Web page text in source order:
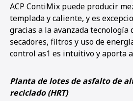
ACP ContiMix puede producir
templada y caliente, y es
gracias a la avanzada tecnología
secadores, filtros y uso de
control as1 es intuitivo y aporta
Planta de lotes de asfalto de
reciclado (HRT)